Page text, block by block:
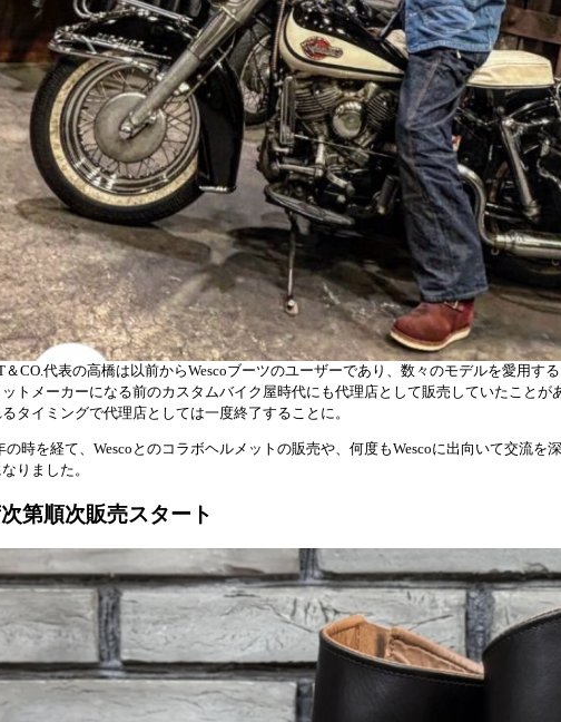
＆CO.代表の高橋は以前からWescoブーツのユーザーであり、数々のモデルを愛用する
トメーカーになる前のカスタムバイク屋時代にも代理店として販売していたことが
タイミングで代理店としては一度終了することに。
の時を経て、Wescoとのコラボヘルメットの販売や、何度もWescoに出向いて交流を
りました。
第順次販売スタート